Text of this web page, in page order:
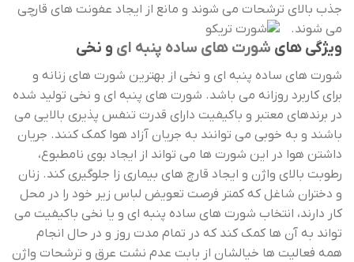
جذب بالای ترشحات می شوند و مانع از ایجاد عفونت های قارچی
می شوند.
ویژگی های شورت های ساده پنبه ای و نخی
شورت های ساده پنبه ای و نخی از بهترین شورت های زنانه و
برای کاربرد روزانه می باشد. شورت های پنبه ای و نخی تولید شده
در برندهای معتبر و باکیفیت دارای قدرت تنفس پذیری بالایی می
باشند و به خوبی می توانند به جریان آزاد هوا کمک کنند. جریان
داشتن هوا در این شورت ها می تواند از ایجاد بوی نامطبوع،
رطوبت بالای واژن و ایجاد قارچ های بیماری زا جلوگیری کند. زنان
و دختران شاغل که کمتر فرصت تعویض لباس زیر خود را در محل
کار دارند، انتخاب شورت های ساده پنبه ای و یا نخی باکیفیت می
تواند به آن ها کمک کند که در تمام مدت روز و در حال انجام
همه فعالیت ها خیالشان از بابت عدم نشت عرق و ترشحات واژن